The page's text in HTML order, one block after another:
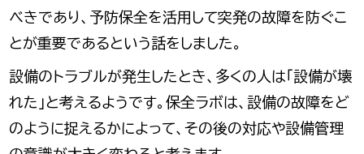
べきであり、予防保全を活用して突発の故障を防ぐこ
とが重要であるという話をしました。
設備のトラブルが発生したとき、多くの人は「設備が壊
れた」と考えるようです。保全ラボは、設備の故障をど
のように捉えるかによって、その後の対応や設備管理